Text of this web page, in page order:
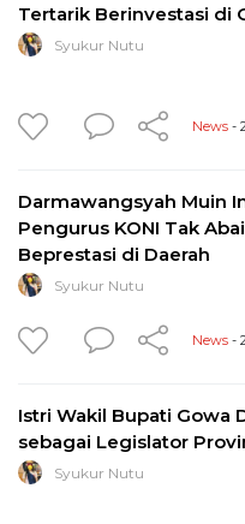
Tertarik Berinvestasi di
Syukur Nutu
News -
Darmawangsyah Muin
Pengurus KONI Tak
Beprestasi di Daerah
Syukur Nutu
News -
Istri Wakil Bupati Gowa
sebagai Legislator
Syukur Nutu